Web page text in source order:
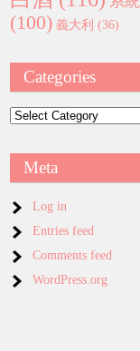
(100) 義大利 (36)
Categories
Categories
Meta
Log in
Entries feed
Comments feed
WordPress.org